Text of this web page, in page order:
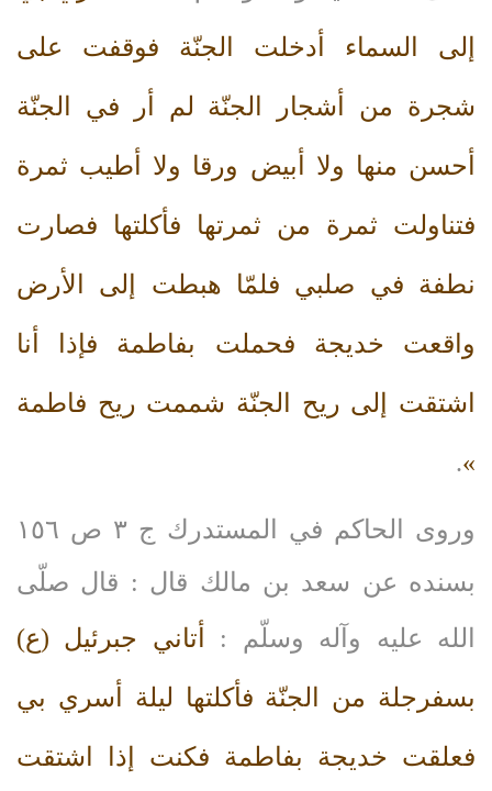
إلى السماء أدخلت الجنّة فوقفت على
شجرة من أشجار الجنّة لم أر في الجنّة
أحسن منها ولا أبيض ورقا ولا أطيب ثمرة
فتناولت ثمرة من ثمرتها فأكلتها فصارت
نطفة في صلبي فلمّا هبطت إلى الأرض
واقعت خديجة فحملت بفاطمة فإذا أنا
اشتقت إلى ريح الجنّة شممت ريح فاطمة
»
.
وروى الحاكم في المستدرك ج ٣ ص ١٥٦
بسنده عن سعد بن مالك قال : قال صلّى‌
الله‌ عليه‌ وآله‌ وسلّم :
أتاني جبرئيل (ع)
بسفرجلة من الجنّة فأكلتها ليلة أسري بي
فعلقت خديجة بفاطمة فكنت إذا اشتقت